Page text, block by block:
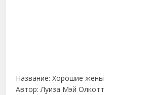
Название: Хорошие жены
Автор: Луиза Мэй Олкотт